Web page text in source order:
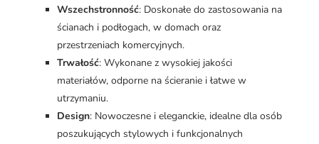
Wszechstronność: Doskonałe do zastosowania na
ścianach i podłogach, w domach oraz
przestrzeniach komercyjnych.
Trwałość: Wykonane z wysokiej jakości
materiałów, odporne na ścieranie i łatwe w
utrzymaniu.
Design: Nowoczesne i eleganckie, idealne dla osób
poszukujących stylowych i funkcjonalnych